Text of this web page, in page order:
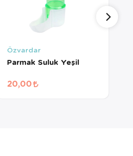
Özvardar
Parmak Suluk Yeşil
20,00